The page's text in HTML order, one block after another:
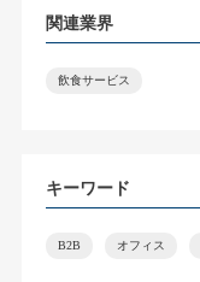
関連業界
飲食サービス
キーワード
B2B オフィス